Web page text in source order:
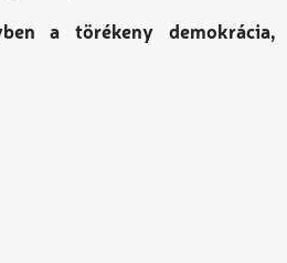
a törékeny demokrácia,